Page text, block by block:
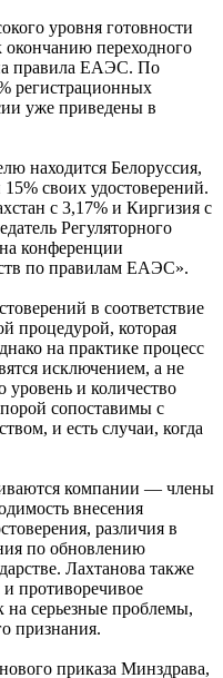
уровня готовности
окончанию переходного
правила ЕАЭС. По
регистрационных
уже приведены в
находится Белоруссия,
своих удостоверений.
с 3,17% и Киргизия с
Регуляторного
конференции
по правилам ЕАЭС».
в соответствие
процедурой, которая
на практике процесс
исключением, а не
уровень и количество
сопоставимы с
и есть случаи, когда
компании — члены
внесения
различия в
по обновлению
Лахтанова также
и противоречивое
на серьезные проблемы,
признания.
приказа Минздрава,